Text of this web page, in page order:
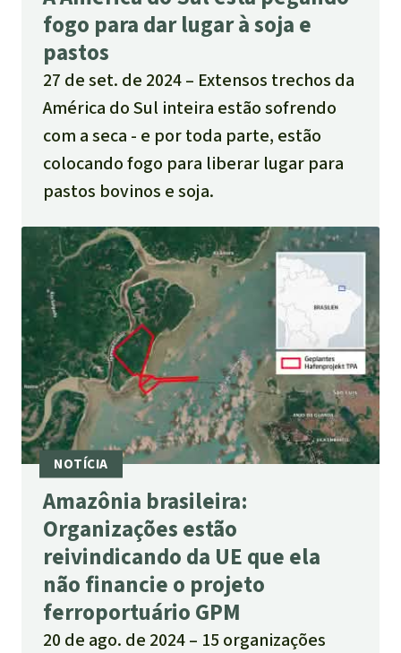
fogo para dar lugar à soja e
pastos
27 de set. de 2024
Extensos trechos da
América do Sul inteira estão sofrendo
com a seca - e por toda parte, estão
colocando fogo para liberar lugar para
pastos bovinos e soja.
Amazônia brasileira:
Organizações estão
reivindicando da UE que ela
não financie o projeto
ferroportuário GPM
20 de ago. de 2024
15 organizações